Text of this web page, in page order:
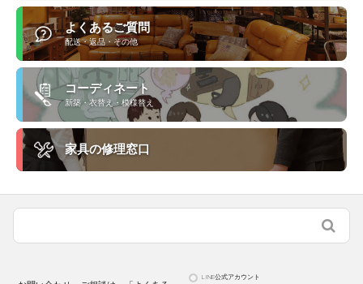
よくあるご質問
配送・返品・その他
コーディネート
新築・衣替え・模様替え
家具の修理窓口
LINE公式アカウント